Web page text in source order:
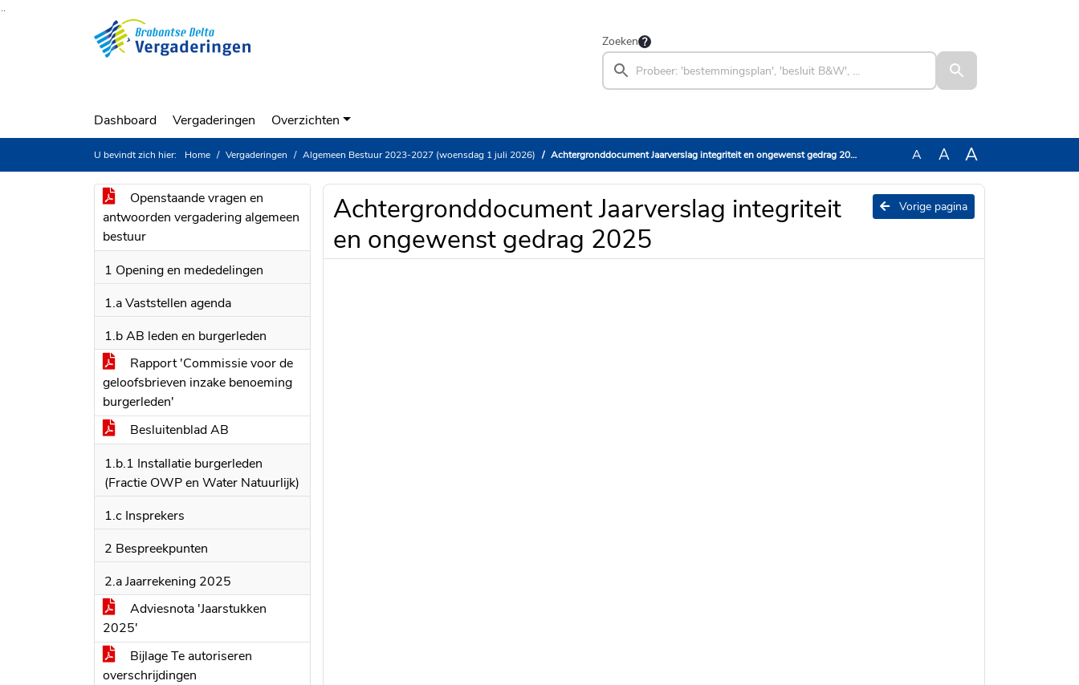
Ga naar de inhoud van deze pagina
Zoeken
Dashboard Vergaderingen Overzichten
U bevindt zich hier: Home Vergaderingen Algemeen Bestuur 2023-2027 (woensdag 1 juli 2026) Achtergronddocument Jaarverslag integriteit en ongewenst gedrag 2025 A A A
Openstaande vragen en
antwoorden vergadering algemeen
bestuur
1 Opening en mededelingen
1.a Vaststellen agenda
1.b AB leden en burgerleden
Rapport 'Commissie voor de
geloofsbrieven inzake benoeming
burgerleden'
Besluitenblad AB
1.b.1 Installatie burgerleden
(Fractie OWP en Water Natuurlijk)
1.c Insprekers
2 Bespreekpunten
2.a Jaarrekening 2025
Adviesnota 'Jaarstukken
2025'
Bijlage Te autoriseren
overschrijdingen
Vorige pagina
Achtergronddocument Jaarverslag integriteit
en ongewenst gedrag 2025